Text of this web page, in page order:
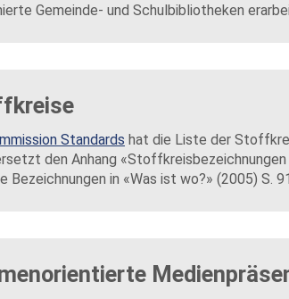
Gemeinde- und Schulbibliotheken
Standards hat die Liste der
den Anhang
Bezeichnungen in «Was ist wo?» (2005) S.